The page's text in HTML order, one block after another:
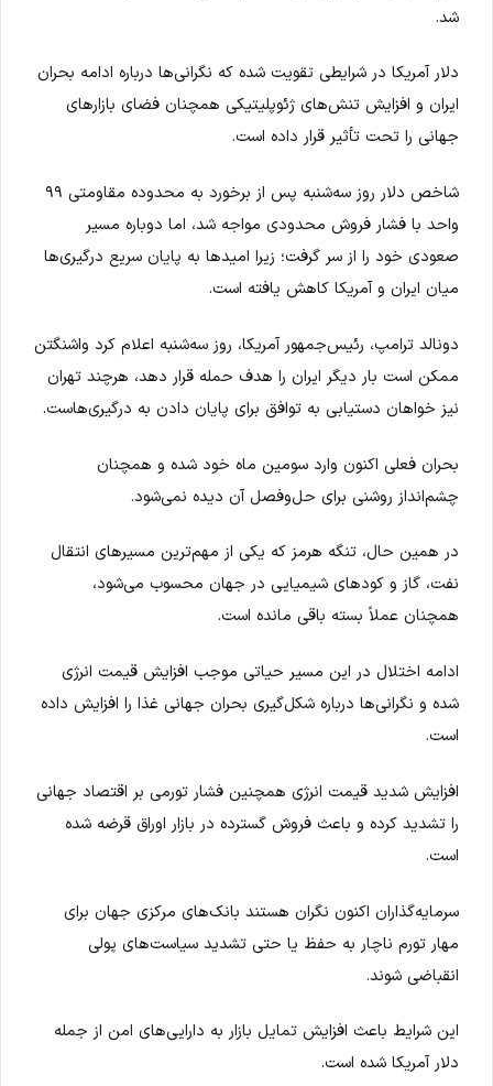
شد.
دلار آمریکا در شرایطی تقویت شده که نگرانی‌ها درباره ادامه بحران
ایران و افزایش تنش‌های ژئوپلیتیکی همچنان فضای بازارهای
جهانی را تحت تأثیر قرار داده است.
شاخص دلار روز سه‌شنبه پس از برخورد به محدوده مقاومتی ۹۹
واحد با فشار فروش محدودی مواجه شد، اما دوباره مسیر
صعودی خود را از سر گرفت؛ زیرا امیدها به پایان سریع درگیری‌ها
میان ایران و آمریکا کاهش یافته است.
دونالد ترامپ، رئیس‌جمهور آمریکا، روز سه‌شنبه اعلام کرد واشنگتن
ممکن است بار دیگر ایران را هدف حمله قرار دهد، هرچند تهران
نیز خواهان دستیابی به توافق برای پایان دادن به درگیری‌هاست.
بحران فعلی اکنون وارد سومین ماه خود شده و همچنان
چشم‌انداز روشنی برای حل‌وفصل آن دیده نمی‌شود.
در همین حال، تنگه هرمز که یکی از مهم‌ترین مسیرهای انتقال
نفت، گاز و کودهای شیمیایی در جهان محسوب می‌شود،
همچنان عملاً بسته باقی مانده است.
ادامه اختلال در این مسیر حیاتی موجب افزایش قیمت انرژی
شده و نگرانی‌ها درباره شکل‌گیری بحران جهانی غذا را افزایش داده
است.
افزایش شدید قیمت انرژی همچنین فشار تورمی بر اقتصاد جهانی
را تشدید کرده و باعث فروش گسترده در بازار اوراق قرضه شده
است.
سرمایه‌گذاران اکنون نگران هستند بانک‌های مرکزی جهان برای
مهار تورم ناچار به حفظ یا حتی تشدید سیاست‌های پولی
انقباضی شوند.
این شرایط باعث افزایش تمایل بازار به دارایی‌های امن از جمله
دلار آمریکا شده است.